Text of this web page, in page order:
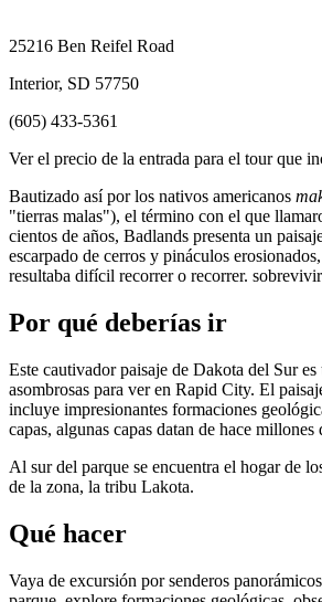
25216 Ben Reifel Road
Interior, SD 57750
(605) 433-5361
Ver el precio de la entrada para el tour que
Bautizado así por los nativos americanos
"tierras malas"), el término con el que
cientos de años, Badlands presenta un
escarpado de cerros y pináculos
resultaba difícil recorrer o recorrer.
Por qué deberías ir
Este cautivador paisaje de Dakota del Sur es
asombrosas para ver en Rapid City. El
incluye impresionantes formaciones
capas, algunas capas datan de hace millones
Al sur del parque se encuentra el hogar de
de la zona, la tribu Lakota.
Qué hacer
Vaya de excursión por senderos